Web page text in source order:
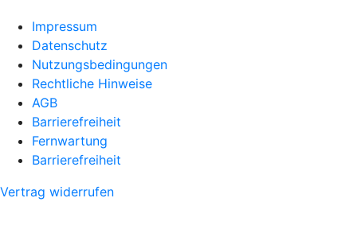
Impressum
Datenschutz
Nutzungsbedingungen
Rechtliche Hinweise
AGB
Barrierefreiheit
Fernwartung
Barrierefreiheit
Vertrag widerrufen